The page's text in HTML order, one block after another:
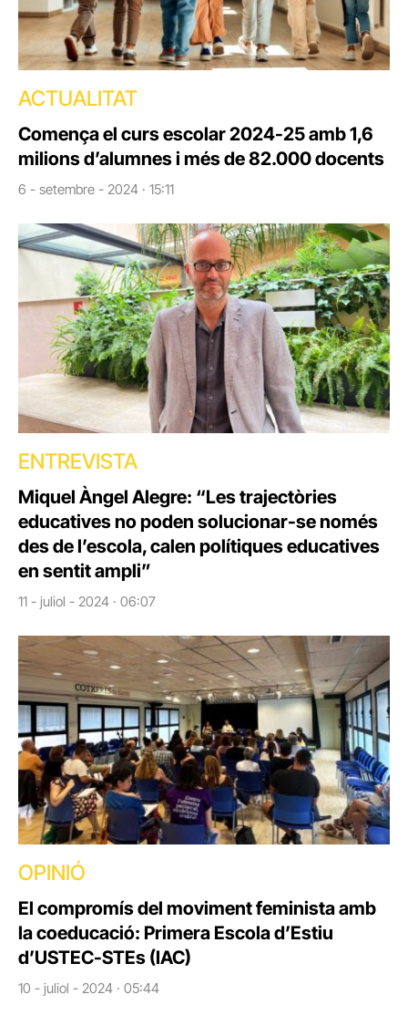
ACTUALITAT
Comença el curs escolar 2024-25 amb 1,6
milions d’alumnes i més de 82.000 docents
6 - setembre - 2024 · 15:11
ENTREVISTA
Miquel Àngel Alegre: “Les trajectòries
educatives no poden solucionar-se només
des de l’escola, calen polítiques educatives
en sentit ampli”
11 - juliol - 2024 · 06:07
OPINIÓ
El compromís del moviment feminista amb
la coeducació: Primera Escola d’Estiu
d’USTEC-STEs (IAC)
10 - juliol - 2024 · 05:44